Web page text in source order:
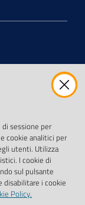
sessione per
cookie analitici per
utenti. Utilizza
I cookie di
sul pulsante
disabilitare i cookie
Policy.